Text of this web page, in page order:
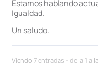
Estamos hablando
Igualdad.
Un saludo.
Viendo 7 entradas - de la 1 a